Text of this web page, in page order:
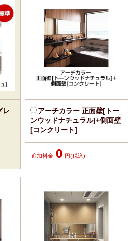
レ
アーチカラー 正面壁[トー
ンウッドナチュラル]+側面壁
[コンクリート]
追加料金 0 円(税込)